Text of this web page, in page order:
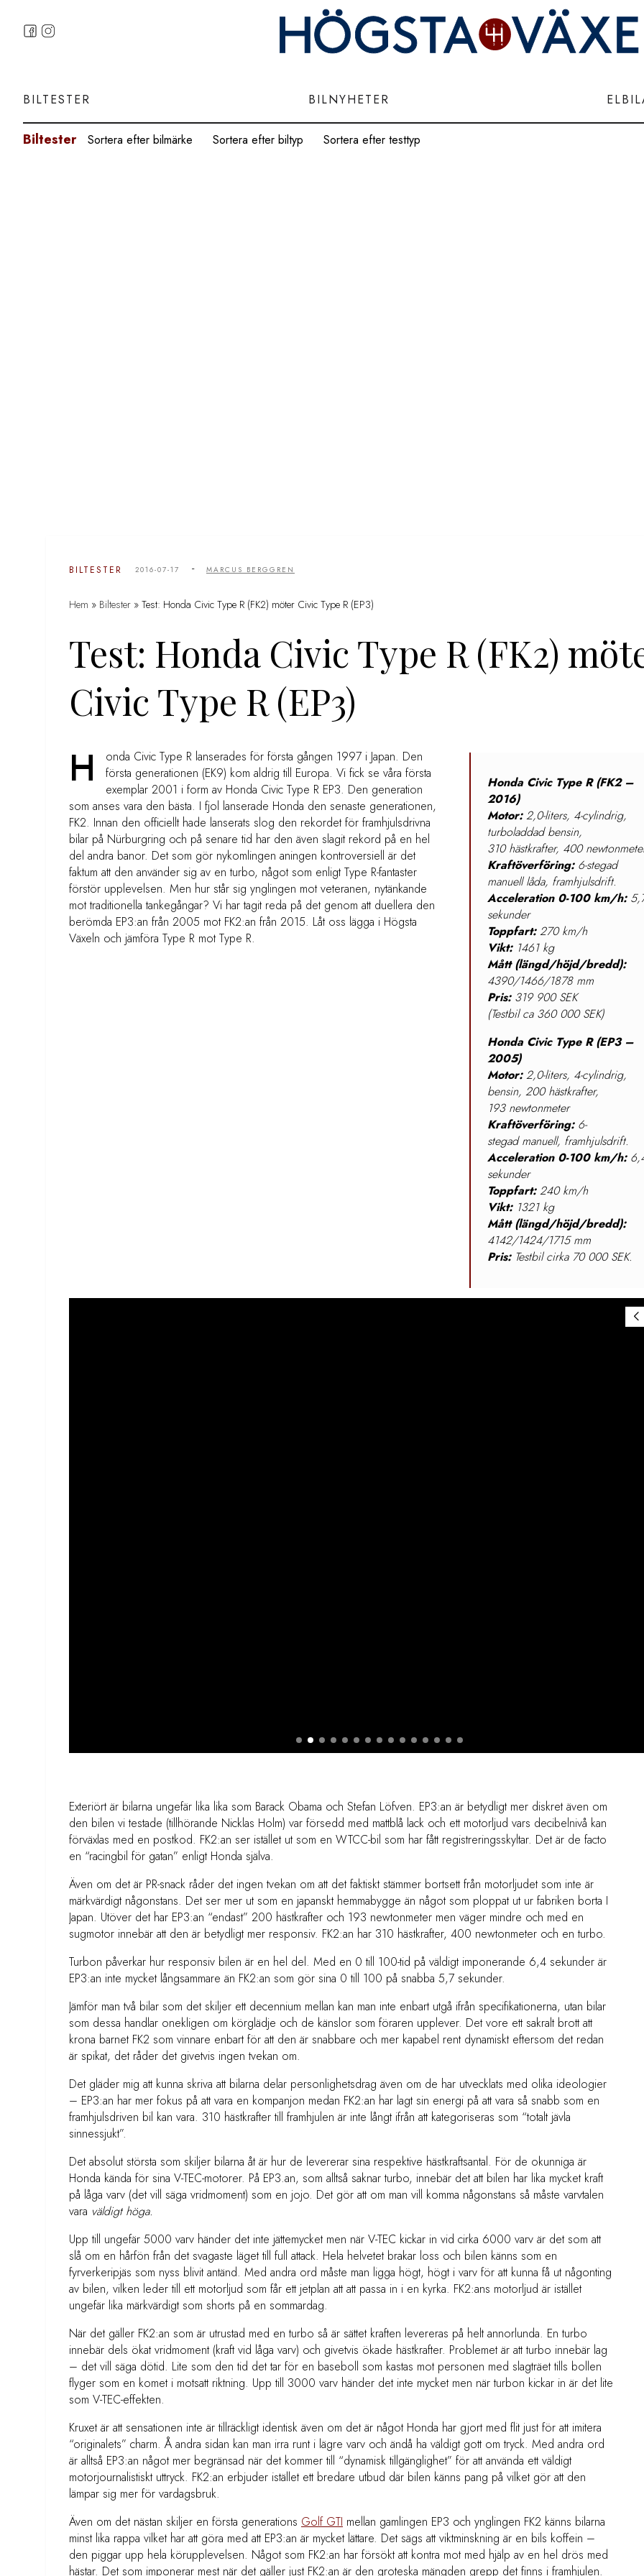
BILTESTER BILNYHETER
Biltester Sortera efter bilmärke Sortera efter biltyp Sortera efter testtyp
BILTESTER 2016-07-17 - MARCUS BERGGREN
Hem » Biltester » Test: Honda Civic Type R (FK2) möter Civic Type R (EP3)
Test: Honda Civic Type R (FK2)
Civic Type R (EP3)
Honda Civic Type R (FK2 –
2016)
Motor:2,0-liters, 4-cylindrig,
turboladdad bensin,
310 hästkrafter, 400
Kraftöverföring:6-stegad
manuell låda, framhjulsdrift.
Acceleration 0-100 km/h:
sekunder
Toppfart:270 km/h
Vikt: 1461 kg
Mått (längd/höjd/bredd):
4390/1466/1878 mm
Pris:319 900 SEK
(Testbil ca 360 000 SEK)
Honda Civic Type R (EP3 –
2005)
Motor:2,0-liters, 4-cylindrig,
bensin, 200 hästkrafter,
193 newtonmeter
Kraftöverföring:6-
stegad manuell, framhjulsdrift.
Acceleration 0-100 km/h:
sekunder
Toppfart:240 km/h
Vikt: 1321 kg
Mått (längd/höjd/bredd):
4142/1424/1715 mm
Pris:Testbil cirka 70 000 SEK.
H
onda Civic Type R lanserades för första gången 1997 i Japan. Den
första generationen (EK9) kom aldrig till Europa. Vi fick se våra första
exemplar 2001 i form av Honda Civic Type R EP3. Den generation
som anses vara den bästa. I fjol lanserade Honda den senaste generationen,
FK2. Innan den officiellt hade lanserats slog den rekordet för framhjulsdrivna
bilar på Nürburgring och på senare tid har den även slagit rekord på en hel
del andra banor. Det som gör nykomlingen aningen kontroversiell är det
faktum att den använder sig av en turbo, något som enligt Type R-fantaster
förstör upplevelsen. Men hur står sig ynglingen mot veteranen, nytänkande
mot traditionella tankegångar? Vi har tagit reda på det genom att duellera den
berömda EP3:an från 2005 mot FK2:an från 2015. Låt oss lägga i Högsta
Växeln och jämföra Type R mot Type R.
Exteriört är bilarna ungefär lika lika som Barack Obama och Stefan Löfven. EP3:an är betydligt mer diskret även om
den bilen vi testade (tillhörande Nicklas Holm) var försedd med mattblå lack och ett motorljud vars decibelnivå kan
förväxlas med en postkod. FK2:an ser istället ut som en WTCC-bil som har fått registreringsskyltar. Det är de facto
en “racingbil för gatan” enligt Honda själva.
Även om det är PR-snack råder det ingen tvekan om att det faktiskt stämmer bortsett från motorljudet som inte är
märkvärdigt någonstans. Det ser mer ut som en japanskt hemmabygge än något som ploppat ut ur fabriken borta I
Japan. Utöver det har EP3:an “endast” 200 hästkrafter och 193 newtonmeter men väger mindre och med en
sugmotor innebär att den är betydligt mer responsiv. FK2:an har 310 hästkrafter, 400 newtonmeter och en turbo.
Turbon påverkar hur responsiv bilen är en hel del. Med en 0 till 100-tid på väldigt imponerande 6,4 sekunder är
EP3:an inte mycket långsammare än FK2:an som gör sina 0 till 100 på snabba 5,7 sekunder.
Jämför man två bilar som det skiljer ett decennium mellan kan man inte enbart utgå ifrån specifikationerna, utan bilar
som dessa handlar onekligen om körglädje och de känslor som föraren upplever. Det vore ett sakralt brott att
krona barnet FK2 som vinnare enbart för att den är snabbare och mer kapabel rent dynamiskt eftersom det redan
är spikat, det råder det givetvis ingen tvekan om.
Det gläder mig att kunna skriva att bilarna delar personlighetsdrag även om de har utvecklats med olika ideologier
– EP3:an har mer fokus på att vara en kompanjon medan FK2:an har lagt sin energi på att vara så snabb som en
framhjulsdriven bil kan vara. 310 hästkrafter till framhjulen är inte långt ifrån att kategoriseras som “totalt jävla
sinnessjukt”.
Det absolut största som skiljer bilarna åt är hur de levererar sina respektive hästkraftsantal. För de okunniga är
Honda kända för sina V-TEC-motorer. På EP3.an, som alltså saknar turbo, innebär det att bilen har lika mycket kraft
på låga varv (det vill säga vridmoment) som en jojo. Det gör att om man vill komma någonstans så måste varvtalen
vara väldigt höga.
Upp till ungefär 5000 varv händer det inte jättemycket men när V-TEC kickar in vid cirka 6000 varv är det som att
slå om en hårfön från det svagaste läget till full attack. Hela helvetet brakar loss och bilen känns som en
fyrverkeripjäs som nyss blivit antänd. Med andra ord måste man ligga högt, högt i varv för att kunna få ut någonting
av bilen, vilken leder till ett motorljud som får ett jetplan att att passa in i en kyrka. FK2:ans motorljud är istället
ungefär lika märkvärdigt som shorts på en sommardag.
När det gäller FK2:an som är utrustad med en turbo så är sättet kraften levereras på helt annorlunda. En turbo
innebär dels ökat vridmoment (kraft vid låga varv) och givetvis ökade hästkrafter. Problemet är att turbo innebär lag
– det vill säga dötid. Lite som den tid det tar för en baseboll som kastas mot personen med slagträet tills bollen
flyger som en komet i motsatt riktning. Upp till 3000 varv händer det inte mycket men när turbon kickar in är det lite
som V-TEC-effekten.
Kruxet är att sensationen inte är tillräckligt identisk även om det är något Honda har gjort med flit just för att imitera
“originalets” charm. Å andra sidan kan man irra runt i lägre varv och ändå ha väldigt gott om tryck. Med andra ord
är alltså EP3:an något mer begränsad när det kommer till “dynamisk tillgänglighet” för att använda ett väldigt
motorjournalistiskt uttryck. FK2:an erbjuder istället ett bredare utbud där bilen känns pang på vilket gör att den
lämpar sig mer för vardagsbruk.
Även om det nästan skiljer en första generations Golf GTI mellan gamlingen EP3 och ynglingen FK2 känns bilarna
minst lika rappa vilket har att göra med att EP3:an är mycket lättare. Det sägs att viktminskning är en bils koffein –
den piggar upp hela körupplevelsen. Något som FK2:an har försökt att kontra mot med hjälp av en hel drös med
hästar. Det som imponerar mest när det gäller just FK2:an är den groteska mängden grepp det finns i framhjulen.